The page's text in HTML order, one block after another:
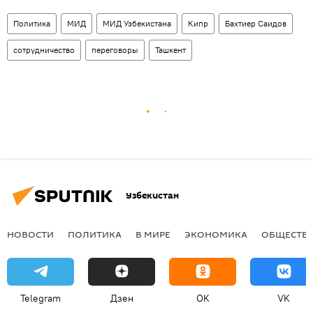
Политика МИД МИД Узбекистана Кипр Бахтиер Саидов
сотрудничество переговоры Ташкент
Узбекистан
НОВОСТИ ПОЛИТИКА В МИРЕ ЭКОНОМИКА
Telegram Дзен OK VK